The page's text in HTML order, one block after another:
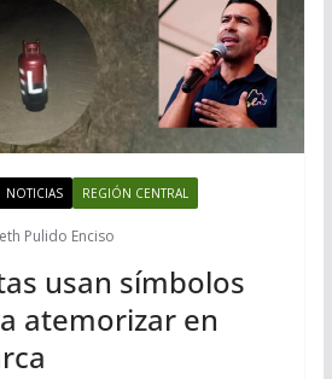
NOTICIAS REGIÓN CENTRAL
Pulido Enciso
usan símbolos
atemorizar en